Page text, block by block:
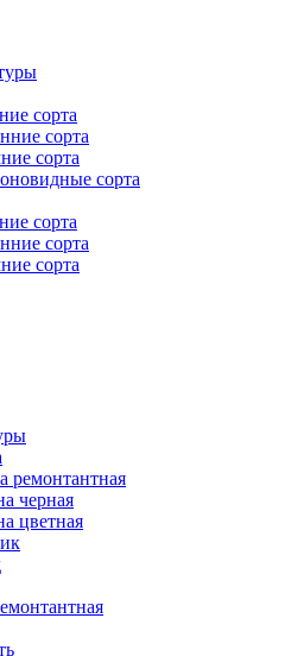
сорта
сорта
сорта
сорта
сорта
сорта
сорта
ремонтантная
черная
цветная